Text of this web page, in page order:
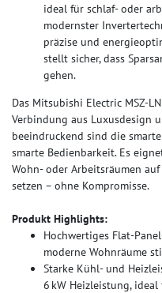
ideal für schlaf- oder
modernster
präzise und
stellt sicher, dass
gehen.
Das Mitsubishi Electric MSZ-
Verbindung aus Luxusdesign
beeindruckend sind die
smarte Bedienbarkeit. Es
Wohn- oder Arbeitsräumen
setzen – ohne Kompromisse.
Produkt Highlights:
Hochwertiges
moderne Wohnräume
Starke Kühl- und
6 kW Heizleistung,